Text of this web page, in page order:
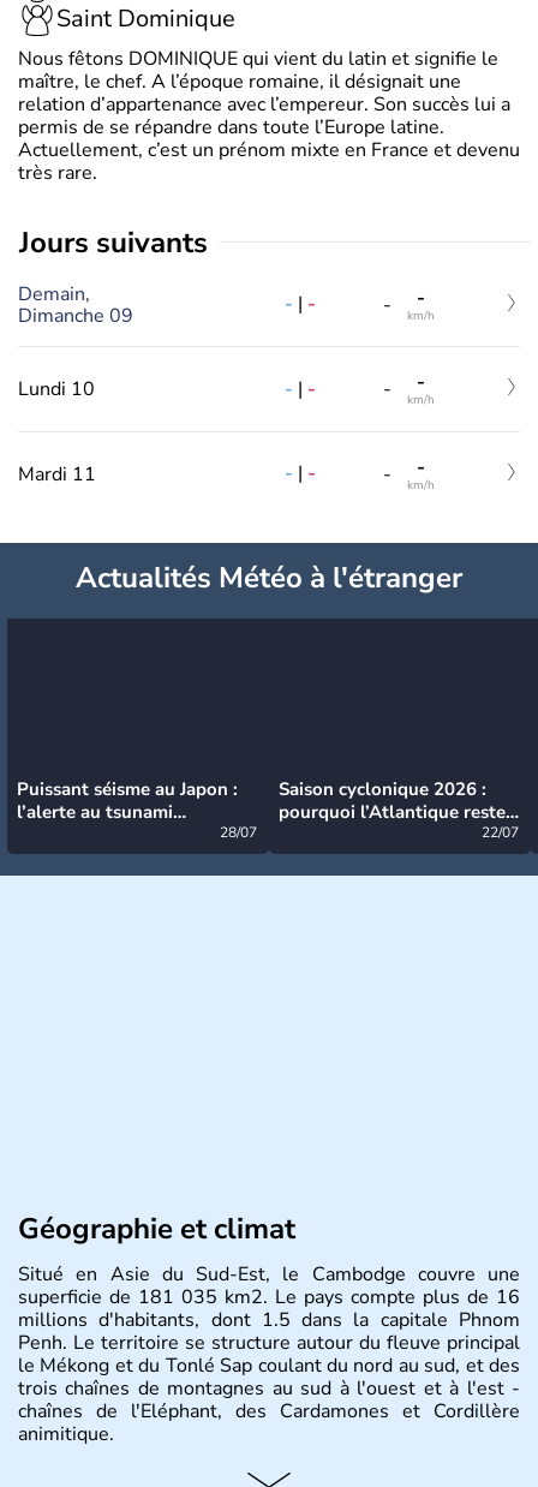
Saint Dominique
Nous fêtons DOMINIQUE qui vient du latin et signifie le
maître, le chef. A l’époque romaine, il désignait une
relation d’appartenance avec l’empereur. Son succès lui a
permis de se répandre dans toute l’Europe latine.
Actuellement, c’est un prénom mixte en France et devenu
très rare.
jours suivants
Demain,
Dimanche 09
- | - - -
km/h
Lundi 10 - | - - -
km/h
Mardi 11 - | - - -
km/h
Actualités Météo à l'étranger
Puissant séisme au Japon :
l’alerte au tsunami
28/07
Saison cyclonique 2026 :
pourquoi l’Atlantique reste
22/07
Géographie et climat
Situé en Asie du Sud-Est, le Cambodge couvre une
superficie de 181 035 km2. Le pays compte plus de 16
millions d'habitants, dont 1.5 dans la capitale Phnom
Penh. Le territoire se structure autour du fleuve principal
le Mékong et du Tonlé Sap coulant du nord au sud, et des
trois chaînes de montagnes au sud à l'ouest et à l'est -
chaînes de l'Eléphant, des Cardamones et Cordillère
animitique.